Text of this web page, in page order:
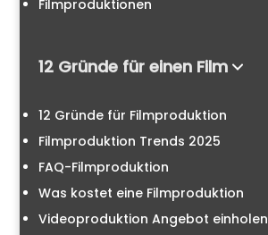
Filmproduktionen
12 Gründe für einen Film
12 Gründe für Filmproduktion
Filmproduktion Trends 2025
FAQ-Filmproduktion
Was kostet eine Filmproduktion
Videoproduktion Angebot einholen